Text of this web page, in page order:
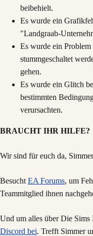
beibehielt.
Es wurde ein
"Landgraab-
Es wurde ein
stummgeschaltet
gehen.
Es wurde ein Glitch
bestimmten
verursachten.
BRAUCHT IHR HILFE?
Wir sind für euch da,
Besucht EA Forums, um
Teammitglied ihnen
Und um alles über Die Sims
Discord bei. Trefft Simmer